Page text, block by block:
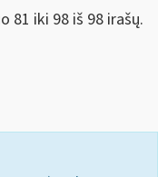
81 iki 98 iš 98 irašų.